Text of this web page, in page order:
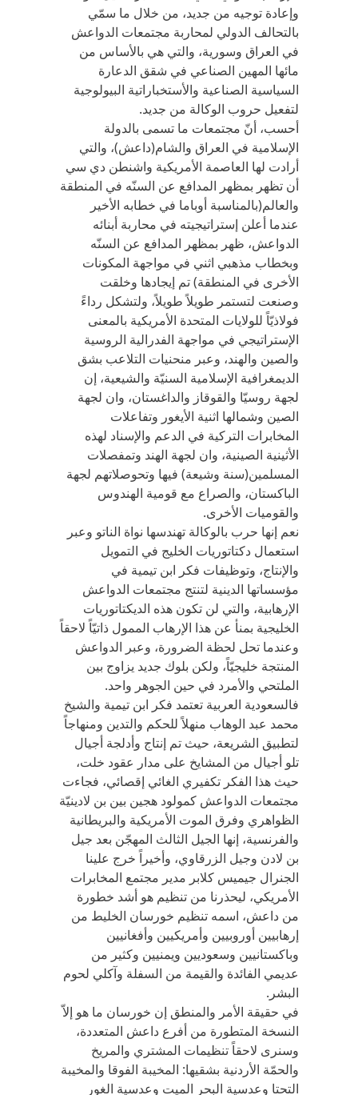
وإعادة توجيه من جديد، من خلال ما سمّي
بالتحالف الدولي لمحاربة مجتمعات الدواعش
في العراق وسورية، والتي هي بالأساس من
مائها المهين الصناعي في شقق الدعارة
السياسية الصناعية والأستخباراتية البيولوجية
لتفعيل حروب الوكالة من جديد.
أحسب، أنّ مجتمعات ما تسمى بالدولة
الإسلامية في العراق والشام(داعش)، والتي
أرادت لها العاصمة الأمريكية واشنطن دي سي
أن تظهر بمظهر المدافع عن السنّه في المنطقة
والعالم(بالمناسبة أوباما في خطابه الأخير
عندما أعلن إستراتيجيته في محاربة أبنائه
الدواعش، ظهر بمظهر المدافع عن السنّه
وبخطاب مذهبي اثني في مواجهة المكونات
الأخرى في المنطقة) تم إيجادها وخلقت
وصنعت لتستمر طويلاً طويلاً، ولتشكل رداءً
فولاذيّاً للولايات المتحدة الأمريكية بالمعنى
الإستراتيجي في مواجهة الفدرالية الروسية
والصين والهند، وعبر منحنيات التلاعب بشق
الديمغرافية الإسلامية السنيّة والشيعية، إن
لجهة روسيّا والقوقاز والداغستان، وان لجهة
الصين وشمالها اثنية الأيغور وتفاعلات
المخابرات التركية في الدعم والإسناد لهذه
الأثينية الصينية، وان لجهة الهند وتمفصلات
المسلمين(سنة وشيعة) فيها وتحوصلاتهم لجهة
الباكستان، والصراع مع قومية الهندوس
والقوميات الأخرى.
نعم إنها حرب بالوكالة تهندسها نواة الناتو وعبر
استعمال دكتاتوريات الخليج في التمويل
والإنتاج، وتوظيفات فكر ابن تيمية في
مؤسساتها الدينية لتنتج مجتمعات الدواعش
الإرهابية، والتي لن تكون هذه الديكتاتوريات
الخليجية بمنأ عن هذا الإرهاب الممول ذاتيّاً لاحقاً
وعندما تحل لحظة الضرورة، وعبر الدواعش
المنتجة خليجيّاً، ولكن بلوك جديد يزاوج بين
الملتحي والأمرد في حين الجوهر واحد.
فالسعودية العربية تعتمد فكر ابن تيمية والشيخ
محمد عبد الوهاب منهلاً للحكم والتدين ومنهاجاً
لتطبيق الشريعة، حيث تم إنتاج وأدلجة أجيال
تلو أجيال من المشايخ على مدار عقود خلت،
حيث هذا الفكر تكفيري الغائي إقصائي، فجاءت
مجتمعات الدواعش كمولود هجين بين بن لادينيّة
الظواهري وفرق الموت الأمريكية والبريطانية
والفرنسية، إنها الجيل الثالث المهجّن بعد جيل
بن لادن وجيل الزرقاوي، وأخيراً خرج علينا
الجنرال جيميس كلابر مدير مجتمع المخابرات
الأمريكي، ليحذرنا من تنظيم هو أشد خطورة
من داعش، اسمه تنظيم خورسان الخليط من
إرهابيين أوروبيين وأمريكيين وأفغانيين
وباكستانيين وسعوديين ويمنيين وكثير من
عديمي الفائدة والقيمة من السفلة وآكلي لحوم
البشر.
في حقيقة الأمر والمنطق إن خورسان ما هو إلاّ
النسخة المتطورة من أفرع داعش المتعددة،
وسنرى لاحقاً تنظيمات المشتري والمريخ
والحمّة الأردنية بشقيها: المخيبة الفوقا والمخيبة
التحتا وعدسية البحر الميت وعدسية الغور